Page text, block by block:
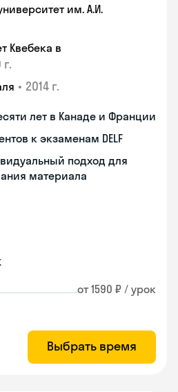
им. А.И.
Квебека в
• 2014 г.
лет в Канаде и Франции
к экзаменам DELF
подход для
материала
от 1590 ₽ / урок
Выбрать время